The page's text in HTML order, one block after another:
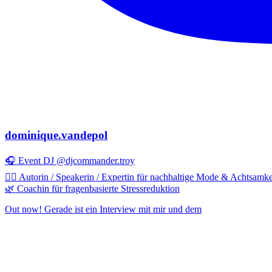
dominique.vandepol
🎧 Event DJ @djcommander.troy
✍🏻 Autorin / Speakerin / Expertin für nachhaltige Mode &
🌿 Coachin für fragenbasierte Stressreduktion
Out now! Gerade ist ein Interview mit mir und dem